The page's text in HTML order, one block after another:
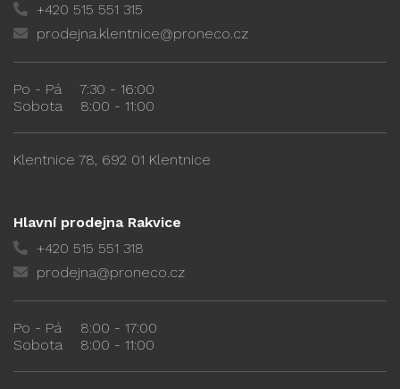
+420 515 551 315
prodejna.klentnice@proneco.cz
Po - Pá
7:30 - 16:00
Sobota
8:00 - 11:00
Klentnice 78, 692 01 Klentnice
Hlavní prodejna Rakvice
+420 515 551 318
prodejna@proneco.cz
Po - Pá
8:00 - 17:00
Sobota
8:00 - 11:00